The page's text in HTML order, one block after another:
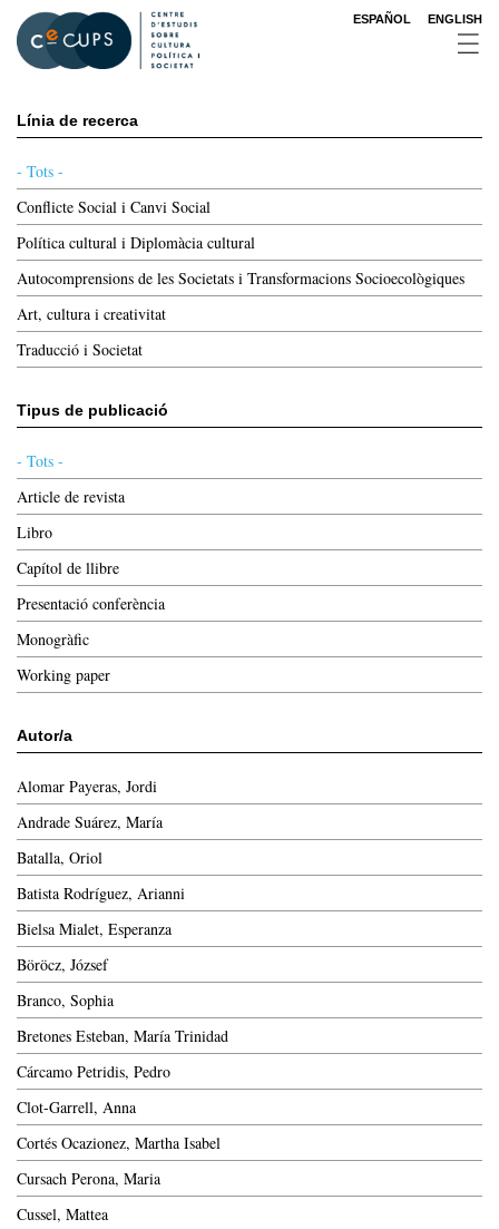
contingut
ESPAÑOL ENGLISH
Línia de recerca
- Tots -
Conflicte Social i Canvi Social
Política cultural i Diplomàcia cultural
Autocomprensions de les Societats i Transformacions Socioecològiques
Art, cultura i creativitat
Traducció i Societat
Tipus de publicació
- Tots -
Article de revista
Libro
Capítol de llibre
Presentació conferència
Monogràfic
Working paper
Autor/a
Alomar Payeras, Jordi
Andrade Suárez, María
Batalla, Oriol
Batista Rodríguez, Arianni
Bielsa Mialet, Esperanza
Böröcz, József
Branco, Sophia
Bretones Esteban, María Trinidad
Cárcamo Petridis, Pedro
Clot-Garrell, Anna
Cortés Ocazionez, Martha Isabel
Cursach Perona, Maria
Cussel, Mattea